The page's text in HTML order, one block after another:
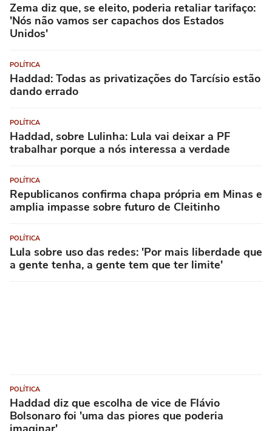
Zema diz que, se eleito, poderia retaliar tarifaço:
'Nós não vamos ser capachos dos Estados
Unidos'
POLÍTICA
Haddad: Todas as privatizações do Tarcísio estão
dando errado
POLÍTICA
Haddad, sobre Lulinha: Lula vai deixar a PF
trabalhar porque a nós interessa a verdade
POLÍTICA
Republicanos confirma chapa própria em Minas e
amplia impasse sobre futuro de Cleitinho
POLÍTICA
Lula sobre uso das redes: 'Por mais liberdade que
a gente tenha, a gente tem que ter limite'
POLÍTICA
Haddad diz que escolha de vice de Flávio
Bolsonaro foi 'uma das piores que poderia